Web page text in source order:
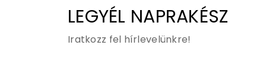
LEGYÉL NAPRAKÉSZ
Iratkozz fel hírlevelünkre!